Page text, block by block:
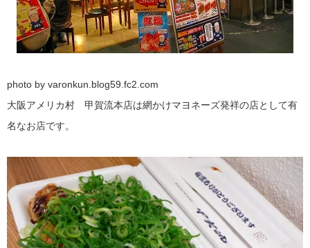
photo by varonkun.blog59.fc2.com
大阪アメリカ村 甲賀流本店は網かけマヨネーズ発祥の店として有
名なお店です。